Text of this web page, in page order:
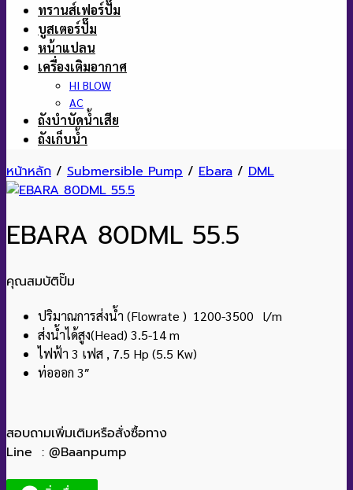
ทรานส์เฟอร์ปั๊ม
บูสเตอร์ปั๊ม
หน้าแปลน
เครื่องเติมอากาศ
HI BLOW
AC
ถังบำบัดน้ำเสีย
ถังเก็บน้ำ
หน้าหลัก / Submersible Pump / Ebara / DML
EBARA 80DML 55.5
คุณสมบัติปั๊ม
ปริมาณการส่งน้ำ (Flowrate ) 1200-3500 l/m
ส่งน้ำได้สูง(Head) 3.5-14 m
ไฟฟ้า 3 เฟส , 7.5 Hp (5.5 Kw)
ท่อออก 3″
สอบถามเพิ่มเติมหรือสั่งซื้อทาง
Line : @Baanpump